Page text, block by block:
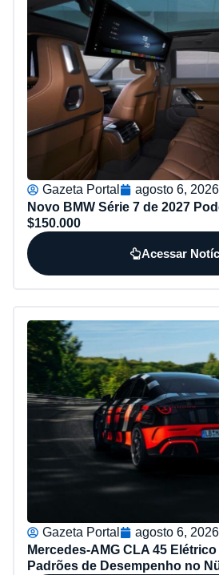
Gazeta Portal agosto 6, 2026
Novo BMW Série 7 de 2027
$150.000
Acessar
Gazeta Portal agosto 6, 2026
Mercedes-AMG CLA 45
Padrões de Desempenho no